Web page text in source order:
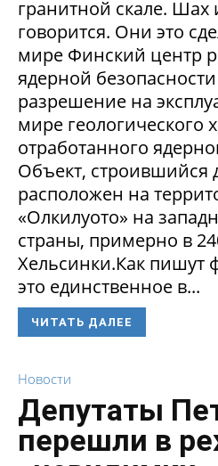
гранитной скале. Шах
говорится. Они это
мире Финский центр
ядерной
разрешение на
мире геологического
отработанного
Объект, строившийся
расположен на
«Олкилуото» на
страны, примерно в
Хельсинки.Как пишут
это единственное в...
ЧИТАТЬ ДАЛЕЕ
Новости
Депутаты
перешли в